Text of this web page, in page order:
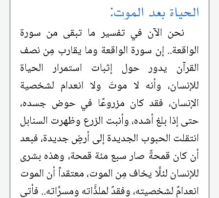
الحياة بعد الموت:
نحن الآن في تفسير ما تبقى من سورة
الواقعة.. إن سورة الواقعة وما يقارب مِن نصف
القرآن يدور حول إثبات استمرار الحياة
للإنسان، وأنه لا موتَ ولا انعدام لشخصية
الإنسان، فقد كان مزروعًا في حوض جسده،
حتى إذا بلغ أشده، وأنبت الزرع وظهرت السنابل
انتقلت الحبوب الجديدة إلى أرضٍ جديدة، فبعد
أن كان قمحةً صار سبع مئة قمحة، وهذه بشرى
للإنسان لئلَّا يخاف مِن الموت، معتقداً أن الموت
انعدامٌ لشخصيته، وفقدٌ لملذَّاته ومسرَّاته.. فأتى